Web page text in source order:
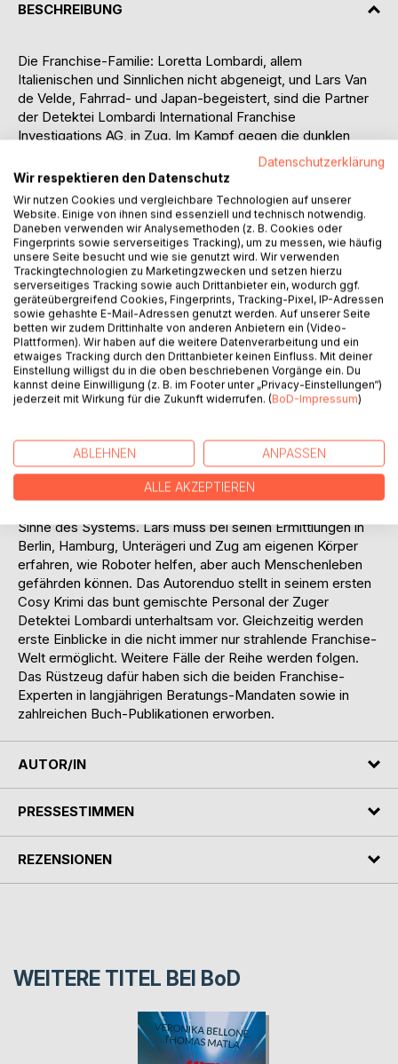
BESCHREIBUNG
Die Franchise-Familie: Loretta Lombardi, allem
Italienischen und Sinnlichen nicht abgeneigt, und Lars Van
de Velde, Fahrrad- und Japan-begeistert, sind die Partner
der Detektei Lombardi International Franchise
Investigations AG, in Zug. Im Kampf gegen die dunklen
Seiten des Franchisings unterstützen sie: die Aargauerin
Regula Rhyser (die Seele der Detektei), die Bündnerin
Carmen Cadruvi (Wow! Hammer!), der Japaner Morita
Miramoto (Grüezi miteinand) sowie die in Schwyz
geborene Sara Antic (Ich kenn da jemanden!). Der erste
Doppelband enthält zwei packende Franchise-Fälle mit viel
Schweizer Ambiente.
In Spurlos im Tessin verschwindet Alexander Schober,
ehemaliger Inhaber des Familienunternehmens, spurlos.
Sein Nachfolger, neu im Franchising aktiv, schaltet die
Detektivin Loretta Lombardi ein, um ihn zu finden. Schober
hat zuvor einen wichtigen Coup gelandet und neuartige
Rezepturen entwickelt, die für die Franchise-Expansion
massgeblich sind. Loretta taucht in ein Meer von
Detektiv Lars Van de Velde ins Zuger Headquarter des
Fitness-Systems Happy People gerufen. Dieses setzt auf
Robotik und künstliche Intelligenz, doch es wird erpresst.
Sinne des Systems. Lars muss bei seinen Ermittlungen in
Berlin, Hamburg, Unterägeri und Zug am eigenen Körper
erfahren, wie Roboter helfen, aber auch Menschenleben
gefährden können. Das Autorenduo stellt in seinem ersten
Cosy Krimi das bunt gemischte Personal der Zuger
Detektei Lombardi unterhaltsam vor. Gleichzeitig werden
erste Einblicke in die nicht immer nur strahlende Franchise-
Welt ermöglicht. Weitere Fälle der Reihe werden folgen.
Das Rüstzeug dafür haben sich die beiden Franchise-
Experten in langjährigen Beratungs-Mandaten sowie in
zahlreichen Buch-Publikationen erworben.
AUTOR/IN
PRESSESTIMMEN
REZENSIONEN
WEITERE TITEL BEI BoD
Datenschutzerklärung
Wir respektieren den Datenschutz
Wir nutzen Cookies und vergleichbare Technologien auf unserer
Website. Einige von ihnen sind essenziell und technisch notwendig.
Daneben verwenden wir Analysemethoden (z. B. Cookies oder
Fingerprints sowie serverseitiges Tracking), um zu messen, wie häufig
unsere Seite besucht und wie sie genutzt wird. Wir verwenden
Trackingtechnologien zu Marketingzwecken und setzen hierzu
serverseitiges Tracking sowie auch Drittanbieter ein, wodurch ggf.
geräteübergreifend Cookies, Fingerprints, Tracking-Pixel, IP-Adressen
sowie gehashte E-Mail-Adressen genutzt werden. Auf unserer Seite
betten wir zudem Drittinhalte von anderen Anbietern ein (Video-
Plattformen). Wir haben auf die weitere Datenverarbeitung und ein
etwaiges Tracking durch den Drittanbieter keinen Einfluss. Mit deiner
Einstellung willigst du in die oben beschriebenen Vorgänge ein. Du
kannst deine Einwilligung (z. B. im Footer unter „Privacy-Einstellungen“)
jederzeit mit Wirkung für die Zukunft widerrufen. (BoD-Impressum)
ABLEHNEN ANPASSEN
ALLE AKZEPTIEREN